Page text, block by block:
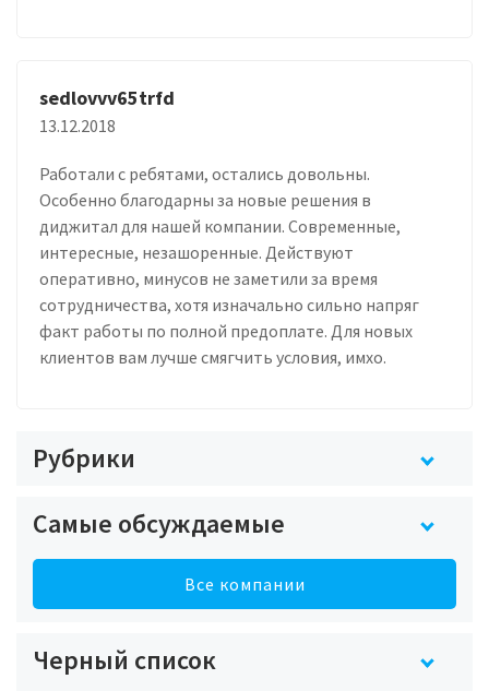
sedlovvv65trfd
13.12.2018
Работали с ребятами, остались довольны.
Особенно благодарны за новые решения в
диджитал для нашей компании. Современные,
интересные, незашоренные. Действуют
оперативно, минусов не заметили за время
сотрудничества, хотя изначально сильно напряг
факт работы по полной предоплате. Для новых
клиентов вам лучше смягчить условия, имхо.
Рубрики
Самые обсуждаемые
Все компании
Черный список